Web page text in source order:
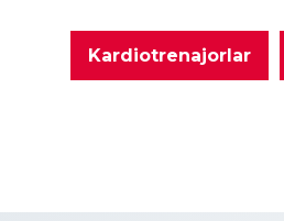
Kardiotrenajorlar